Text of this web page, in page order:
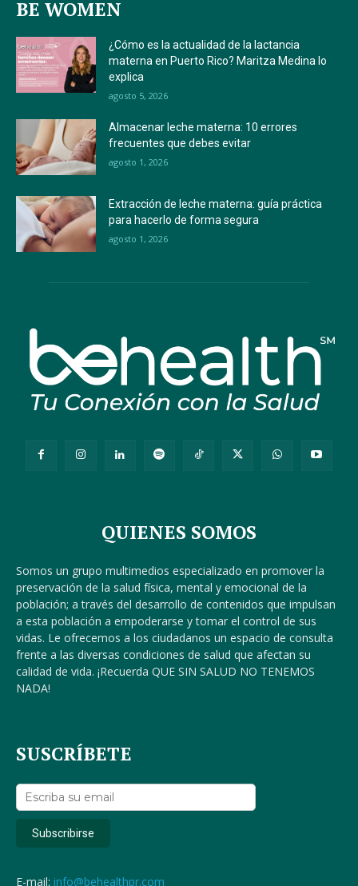
BE WOMEN
¿Cómo es la actualidad de la lactancia
materna en Puerto Rico? Maritza Medina lo
explica
agosto 5, 2026
Almacenar leche materna: 10 errores
frecuentes que debes evitar
agosto 1, 2026
Extracción de leche materna: guía práctica
para hacerlo de forma segura
agosto 1, 2026
QUIENES SOMOS
Somos un grupo multimedios especializado en promover la
preservación de la salud física, mental y emocional de la
población; a través del desarrollo de contenidos que impulsan
a esta población a empoderarse y tomar el control de sus
vidas. Le ofrecemos a los ciudadanos un espacio de consulta
frente a las diversas condiciones de salud que afectan su
calidad de vida. ¡Recuerda QUE SIN SALUD NO TENEMOS
NADA!
SUSCRÍBETE
E-mail: info@behealthpr.com